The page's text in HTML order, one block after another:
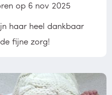
op 6 nov 2025
haar heel dankbaar
fijne zorg!